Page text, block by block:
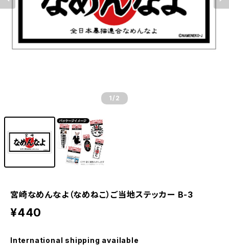
1 /2
宮崎なめんなよ（なめねこ）ご当地ステッカー B-3
¥440
International shipping available